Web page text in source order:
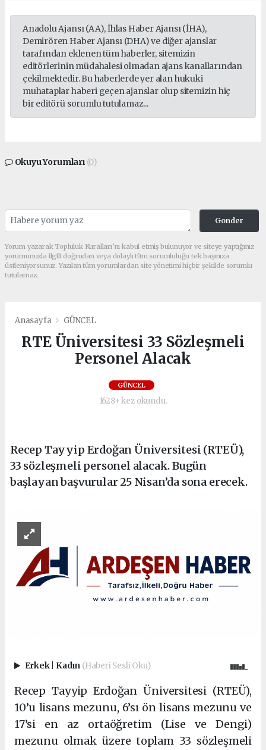
Anadolu Ajansı (AA), İhlas Haber Ajansı (İHA),
Demirören Haber Ajansı (DHA) ve diğer ajanslar
tarafından eklenen tüm haberler, sitemizin
editörlerinin müdahalesi olmadan ajans kanallarından
çekilmektedir. Bu haberlerde yer alan hukuki
muhataplar haberi geçen ajanslar olup sitemizin hiç
bir editörü sorumlu tutulamaz...
Okuyu Yorumları (0)
Gonder
Yorum yazarak Topluluk Kuralları’nı kabul etmiş bulunuyor ve siteye yaptığınız
yorumunuzla ilgili doğrudan veya dolaylı tüm sorumluluğu tek başınıza
üstleniyorsunuz. Yazılan tüm yorumlardan site yönetimi hiçbir şekilde sorumlu
tutulamaz.
Anasayfa GÜNCEL
RTE Üniversitesi 33 Sözleşmeli
Personel Alacak
GÜNCEL
1628+ kez okundu.
Recep Tayyip Erdoğan Üniversitesi (RTEÜ),
33 sözleşmeli personel alacak. Bugün
başlayan başvurular 25 Nisan’da sona erecek.
Erkek Kadın (Haberi Sesli Oku)
Recep Tayyip Erdoğan Üniversitesi (RTEÜ),
10’u lisans mezunu, 6’sı ön lisans mezunu ve
17’si en az ortaöğretim (Lise ve Dengi)
mezunu olmak üzere toplam 33 sözleşmeli